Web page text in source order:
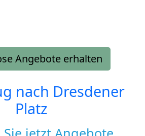
Angebote erhalten
nach Dresdener
Platz